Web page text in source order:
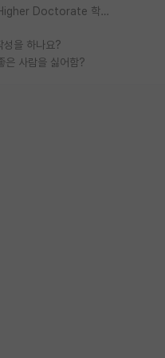
우리나라도 학구 열풍보면 Higher Doctorate 학위가 필요하다고 봅니다.
성을 하나요?
은 사람을 싫어함?